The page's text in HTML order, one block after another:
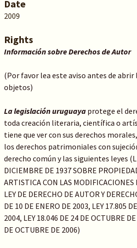
Date
2009
Rights
Información sobre Derechos de Autor
(Por favor lea este aviso antes de abrir
objetos)
La legislación uruguaya protege el
toda creación literaria, científica o
tiene que ver con sus derechos
los derechos patrimoniales con
derecho común y las siguientes leyes
DICIEMBRE DE 1937 SOBRE
ARTISTICA CON LAS
LEY DE DERECHO DE AUTOR Y
DE 10 DE ENERO DE 2003, LEY 17.805
2004, LEY 18.046 DE 24 DE OCTUBRE
DE OCTUBRE DE 2006)